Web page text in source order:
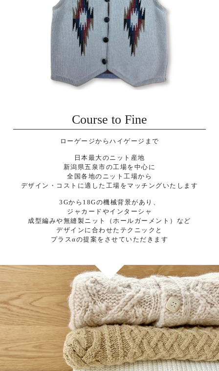
Course to Fine
ローゲージからハイゲージまで
日本最大のニット産地
新潟県五泉市の工場を中心に
全国各地のニット工場から
デザイン・コストに適した工場をマッチングいたします
3Gから18Gの機械背景があり、
ジャカードやインターシャ
成型編みや無縫製ニット（ホールガーメント）など
デザインに合わせたテクニックと
プラスαの提案をさせていただきます